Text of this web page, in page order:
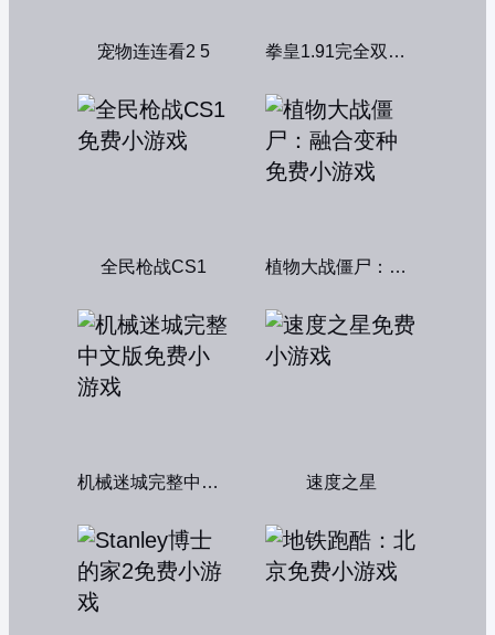
宠物连连看2 5 拳皇1.91完全双人版
全民枪战CS1 植物大战僵尸：融合变种
机械迷城完整中文版 速度之星